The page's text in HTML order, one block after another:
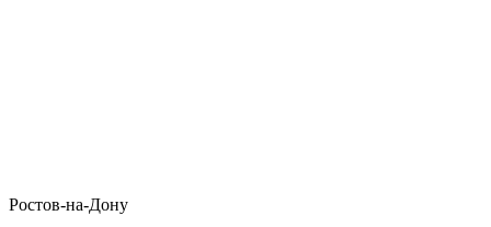
Ростов-на-Дону